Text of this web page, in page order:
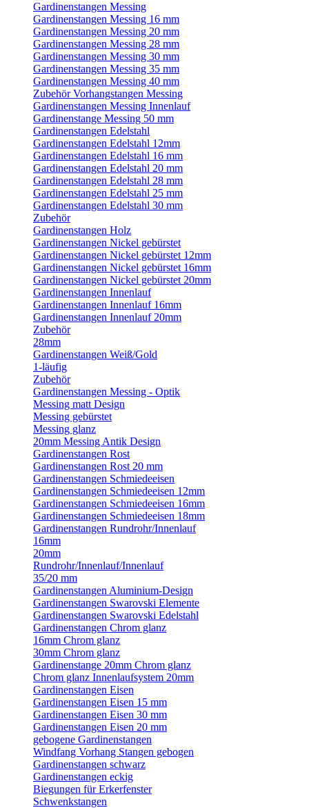
Gardinenstangen Messing
Gardinenstangen Messing 16 mm
Gardinenstangen Messing 20 mm
Gardinenstangen Messing 28 mm
Gardinenstangen Messing 30 mm
Gardinenstangen Messing 35 mm
Gardinenstangen Messing 40 mm
Zubehör Vorhangstangen Messing
Gardinenstangen Messing Innenlauf
Gardinenstange Messing 50 mm
Gardinenstangen Edelstahl
Gardinenstangen Edelstahl 12mm
Gardinenstangen Edelstahl 16 mm
Gardinenstangen Edelstahl 20 mm
Gardinenstangen Edelstahl 28 mm
Gardinenstangen Edelstahl 25 mm
Gardinenstangen Edelstahl 30 mm
Zubehör
Gardinenstangen Holz
Gardinenstangen Nickel gebürstet
Gardinenstangen Nickel gebürstet 12mm
Gardinenstangen Nickel gebürstet 16mm
Gardinenstangen Nickel gebürstet 20mm
Gardinenstangen Innenlauf
Gardinenstangen Innenlauf 16mm
Gardinenstangen Innenlauf 20mm
Zubehör
28mm
Gardinenstangen Weiß/Gold
1-läufig
Zubehör
Gardinenstangen Messing - Optik
Messing matt Design
Messing gebürstet
Messing glanz
20mm Messing Antik Design
Gardinenstangen Rost
Gardinenstangen Rost 20 mm
Gardinenstangen Schmiedeeisen
Gardinenstangen Schmiedeeisen 12mm
Gardinenstangen Schmiedeeisen 16mm
Gardinenstangen Schmiedeeisen 18mm
Gardinenstangen Rundrohr/Innenlauf
16mm
20mm
Rundrohr/Innenlauf/Innenlauf
35/20 mm
Gardinenstangen Aluminium-Design
Gardinenstangen Swarovski Elemente
Gardinenstangen Swarovski Edelstahl
Gardinenstangen Chrom glanz
16mm Chrom glanz
30mm Chrom glanz
Gardinenstange 20mm Chrom glanz
Chrom glanz Innenlaufsystem 20mm
Gardinenstangen Eisen
Gardinenstangen Eisen 15 mm
Gardinenstangen Eisen 30 mm
Gardinenstangen Eisen 20 mm
gebogene Gardinenstangen
Windfang Vorhang Stangen gebogen
Gardinenstangen schwarz
Gardinenstangen eckig
Biegungen für Erkerfenster
Schwenkstangen